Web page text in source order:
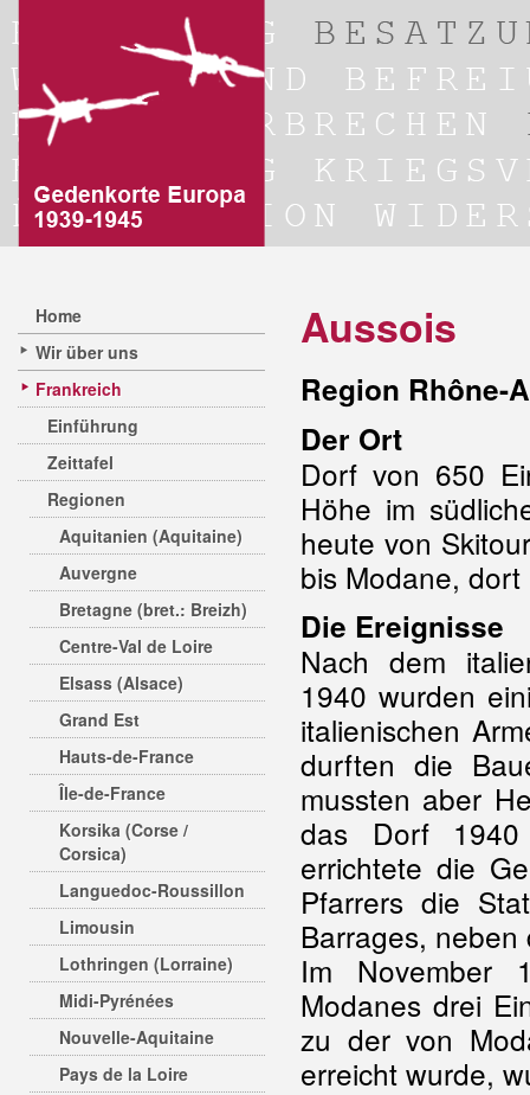
Home
Wir über uns
Frankreich
Einführung
Zeittafel
Regionen
Aquitanien (Aquitaine)
Auvergne
Bretagne (bret.: Breizh)
Centre-Val de Loire
Elsass (Alsace)
Grand Est
Hauts-de-France
Île-de-France
Korsika (Corse /
Corsica)
Languedoc-Roussillon
Limousin
Lothringen (Lorraine)
Midi-Pyrénées
Nouvelle-Aquitaine
Pays de la Loire
Aussois
Region Rhône-
Der Ort
Dorf von 650
Höhe im
heute von
bis Modane,
Die Ereignisse
Nach dem
1940 wurden
italienischen
durften die
mussten aber
das Dorf
errichtete die
Pfarrers die
Barrages,
Im November
Modanes drei
zu der von
erreicht wurde,